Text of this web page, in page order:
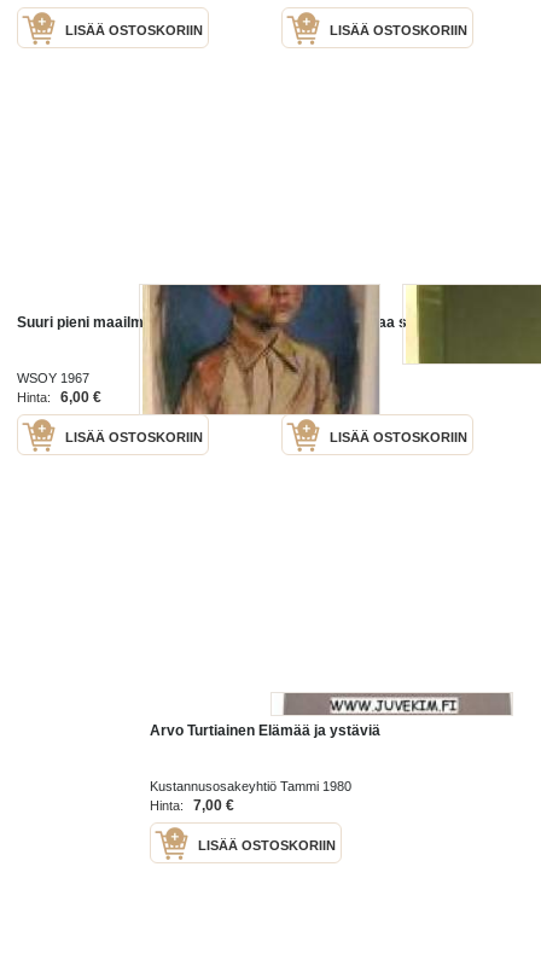
LISÄÄ OSTOSKORIIN LISÄÄ OSTOSKORIIN
Suuri pieni maailma - Hei elämää!
WSOY 1967
Hinta:
6,00 €
LISÄÄ OSTOSKORIIN
Puoli vuosisataa suomalaista liike-
elämää
1948
Hinta:
9,00 €
LISÄÄ OSTOSKORIIN
Arvo Turtiainen Elämää ja ystäviä
Kustannusosakeyhtiö Tammi 1980
Hinta:
7,00 €
LISÄÄ OSTOSKORIIN